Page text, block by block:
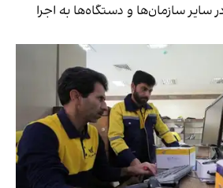
سازمان‌ها و دستگاه‌ها به اجرا